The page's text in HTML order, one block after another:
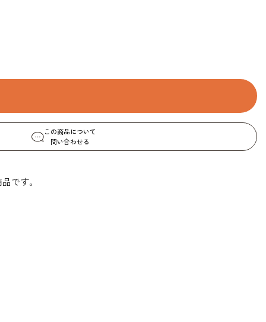
この商品について
問い合わせる
です。